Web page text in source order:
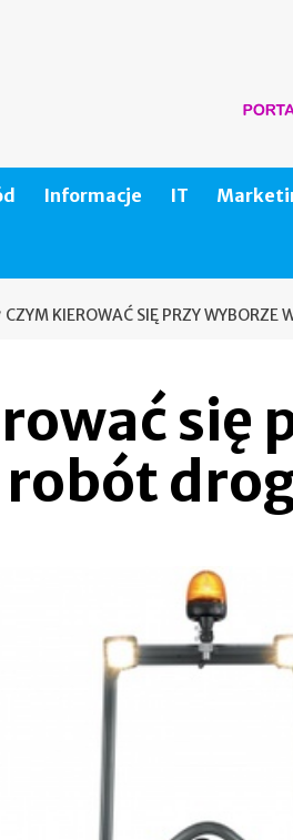
Informacje IT
CZYM KIEROWAĆ SIĘ PRZY WYBORZE
się